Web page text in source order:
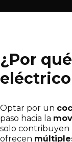
¿Por
Optar por un
paso hacia la
solo contribuyen
ofrecen